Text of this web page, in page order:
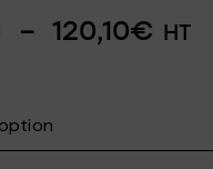
– 120,10€ HT